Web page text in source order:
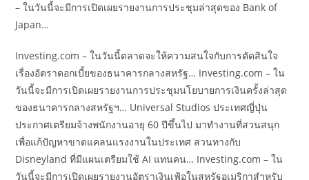
– ในวันนี้จะมีการเปิดเผยรายงานการประชุมล่าสุดของ Bank of
Japan…
Investing.com – ในวันนี้ตลาดจะให้ความสนใจกับการตัดสินใจ
เรื่องอัตราดอกเบี้ยของธนาคารกลางสหรัฐ… Investing.com – ใน
วันนี้จะมีการเปิดเผยรายงานการประชุมนโยบายการเงินครั้งล่าสุด
ของธนาคารกลางสหรัฐฯ… Universal Studios ประเทศญี่ปุ่น
ประกาศเตรียมจ้างพนักงานอายุ 60 ปีขึ้นไป มาทำงานที่สวนสนุก
เพื่อแก้ปัญหาขาดแคลนแรงงานในประเทศ สวนทางกับ
Disneyland ที่มีแผนเตรียมใช้ AI แทนคน… Investing.com – ใน
วันนี้จะมีการเปิดเผยรายงานอัตราเงินเฟ้อในสหรัฐอเมริกาสำหรับ